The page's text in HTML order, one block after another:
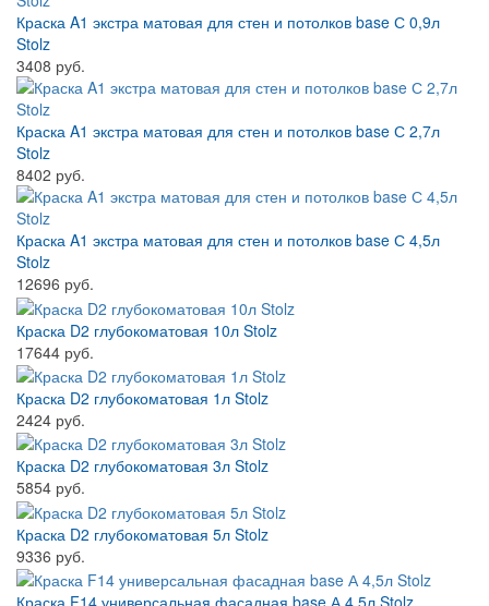
Краска A1 экстра матовая для стен и потолков base С 0,9л
Stolz
3408 руб.
Краска A1 экстра матовая для стен и потолков base С 2,7л
Stolz
8402 руб.
Краска A1 экстра матовая для стен и потолков base С 4,5л
Stolz
12696 руб.
Краска D2 глубокоматовая 10л Stolz
17644 руб.
Краска D2 глубокоматовая 1л Stolz
2424 руб.
Краска D2 глубокоматовая 3л Stolz
5854 руб.
Краска D2 глубокоматовая 5л Stolz
9336 руб.
Краска F14 универсальная фасадная base А 4,5л Stolz